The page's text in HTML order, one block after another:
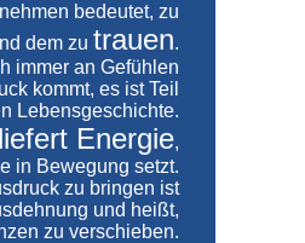
bedeutet, zu
dem zu trauen.
immer an Gefühlen
kommt, es ist Teil
Lebensgeschichte.
Energie,
in Bewegung setzt.
zu bringen ist
und heißt,
zu verschieben.